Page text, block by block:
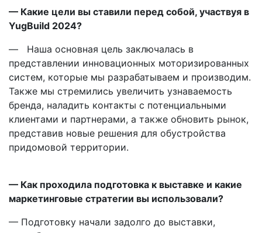
— Какие цели вы ставили перед собой, участвуя в
YugBuild 2024?
— Наша основная цель заключалась в
представлении инновационных моторизированных
систем, которые мы разрабатываем и производим.
Также мы стремились увеличить узнаваемость
бренда, наладить контакты с потенциальными
клиентами и партнерами, а также обновить рынок,
представив новые решения для обустройства
придомовой территории.
— Как проходила подготовка к выставке и какие
маркетинговые стратегии вы использовали?
— Подготовку начали задолго до выставки,